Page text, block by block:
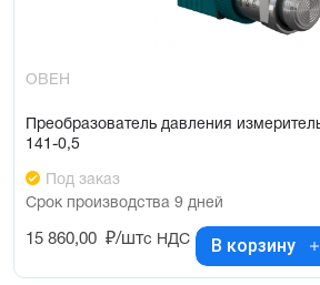
ОВЕН
Преобразователь давления
141-0,5
Под заказ
Срок производства 9 дней
15 860,00 ₽/штс НДС В корзину